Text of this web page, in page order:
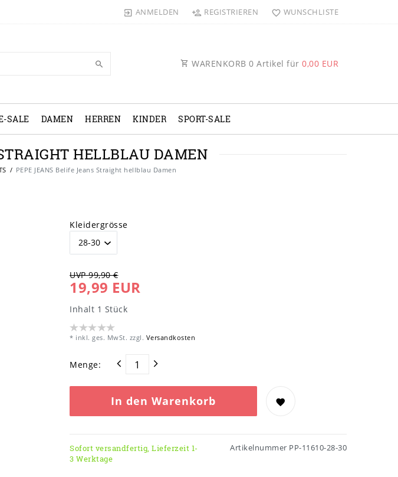
ANMELDEN REGISTRIEREN WUNSCHLISTE
WARENKORB 0 Artikel für 0,00 EUR
SALE DAMEN HERREN KINDER SPORT-SALE
HELLBLAU DAMEN
PEPE JEANS Belife Jeans Straight hellblau Damen
Kleidergrösse
UVP 99,90 €
19,99 EUR
Inhalt 1 Stück
* inkl. ges. MwSt. zzgl. Versandkosten
Menge:
In den Warenkorb
Sofort versandfertig, Lieferzeit 1-
3 Werktage
Artikelnummer PP-11610-28-30